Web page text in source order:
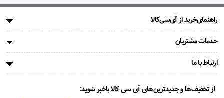
راهنمای‌خرید از آی‌سی‌کالا
خدمات مشتریان
ارتباط با ما
از تخفیف‌ها و جدیدترین‌های آی سی کالا باخبر شوید: